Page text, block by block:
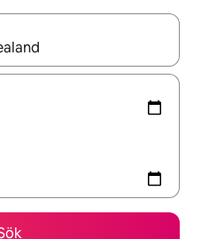
du navigera med upp- och